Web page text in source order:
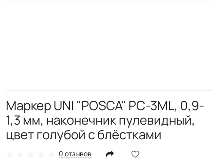
Маркер UNI "POSCA" PC-3ML, 0,9-
1,3 мм, наконечник пулевидный,
цвет голубой с блёстками
0 отзывов